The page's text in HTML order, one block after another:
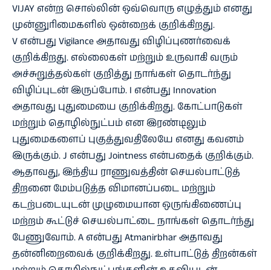
VIJAY என்ற சொல்லின் ஒவ்வொரு எழுத்தும் எனது
முன்னுரிமைகளில் ஒன்றைக் குறிக்கிறது.
V என்பது Vigilance அதாவது விழிப்புணர்வைக்
குறிக்கிறது. எல்லைகள் மற்றும் உருவாகி வரும்
அச்சுறுத்தல்கள் குறித்து நாங்கள் தொடர்ந்து
விழிப்புடன் இருப்போம். I என்பது Innovation
அதாவது புதுமையை குறிக்கிறது. கோட்பாடுகள்
மற்றும் தொழில்நுட்பம் என இரண்டிலும்
புதுமைகளைப் புகுத்துவதிலேயே எனது கவனம்
இருக்கும். J என்பது Jointness என்பதைக் குறிக்கும்.
ஆதாவது, இந்திய ராணுவத்தின் செயல்பாட்டுத்
திறனை மேம்படுத்த விமானப்படை மற்றும்
கடற்படையுடன் முழுமையான ஒருங்கிணைப்பு
மற்றம் கூட்டுச் செயல்பாட்டை நாங்கள் தொடர்ந்து
பேணுவோம். A என்பது Atmanirbhar அதாவது
தன்னிறைவைக் குறிக்கிறது. உள்பாட்டுத் திறன்கள்